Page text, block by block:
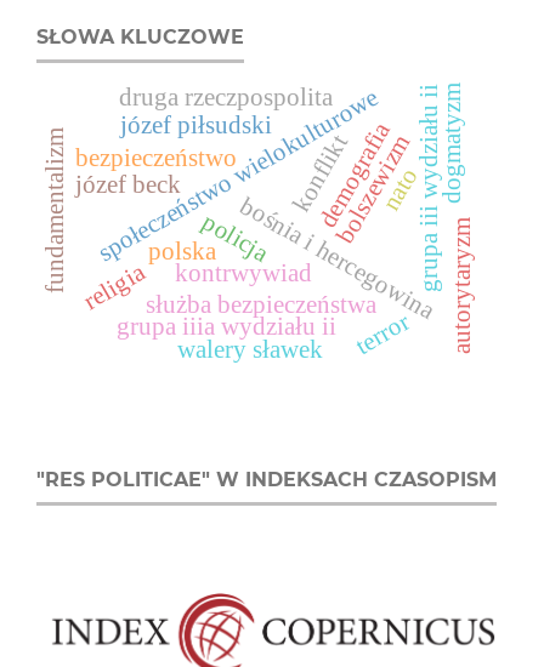
SŁOWA KLUCZOWE
bośnia i hercegowina
społeczeństwo wielokulturowe
konflikt
służba bezpieczeństwa
kontrwywiad grupa iii wydziału ii
grupa iiia wydziału ii
policja
bezpieczeństwo bolszewizm
demografia
terror
józef piłsudski
walery sławek
józef beck
druga rzeczpospolita
fundamentalizm dogmatyzm
religia autorytaryzm
nato
polska
"RES POLITICAE" W INDEKSACH CZASOPISM